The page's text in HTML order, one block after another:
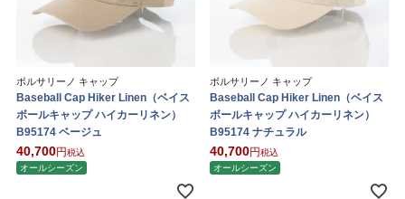
ボルサリーノ キャップ
Baseball Cap Hiker Linen（ベイス
ボールキャップ ハイカーリネン）
B95174 ベージュ
40,700
税込
オールシーズン
ボルサリーノ キャップ
Baseball Cap Hiker Linen（ベイス
ボールキャップ ハイカーリネン）
B95174 ナチュラル
40,700
税込
オールシーズン